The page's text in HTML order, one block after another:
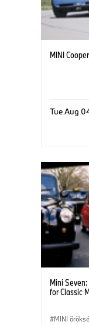
MINI
Tue Aug
Mini
for Classic
MINI